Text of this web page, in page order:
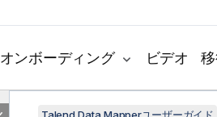
オンボーディング ビデオ